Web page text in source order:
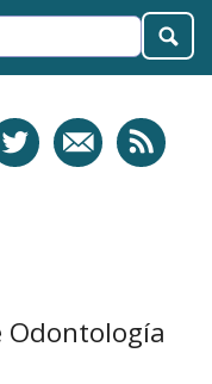
Odontología